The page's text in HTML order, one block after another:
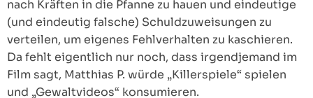
nach Kräften in die Pfanne zu hauen und eindeutige
(und eindeutig falsche) Schuldzuweisungen zu
verteilen, um eigenes Fehlverhalten zu kaschieren.
Da fehlt eigentlich nur noch, dass irgendjemand im
Film sagt, Matthias P. würde „Killerspiele“ spielen
und „Gewaltvideos“ konsumieren.